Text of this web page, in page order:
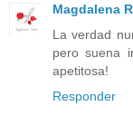
Magdalena
La verdad
pero suena
apetitosa!
Responder